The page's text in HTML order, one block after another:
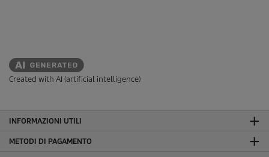
Created with AI (artificial intelligence)
INFORMAZIONI UTILI
METODI DI PAGAMENTO